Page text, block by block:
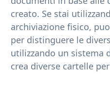
creato. Se stai
archiviazione fisico,
per distinguere le
utilizzando un sistema
crea diverse cartelle